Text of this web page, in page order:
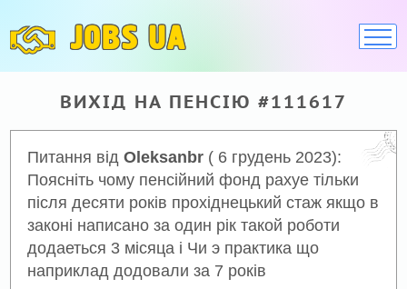
JOBS UA
ВИХІД НА ПЕНСІЮ #111617
Питання від Oleksanbr( 6 грудень 2023):
Пояснiть чому пенсiйний фонд рахуе тiльки
пiсля десяти рокiв прохiднецький стаж якщо в
законi написано за один рiк такой роботи
додаеться 3 мiсяца i Чи э практика що
наприклад додовали за 7 рокiв